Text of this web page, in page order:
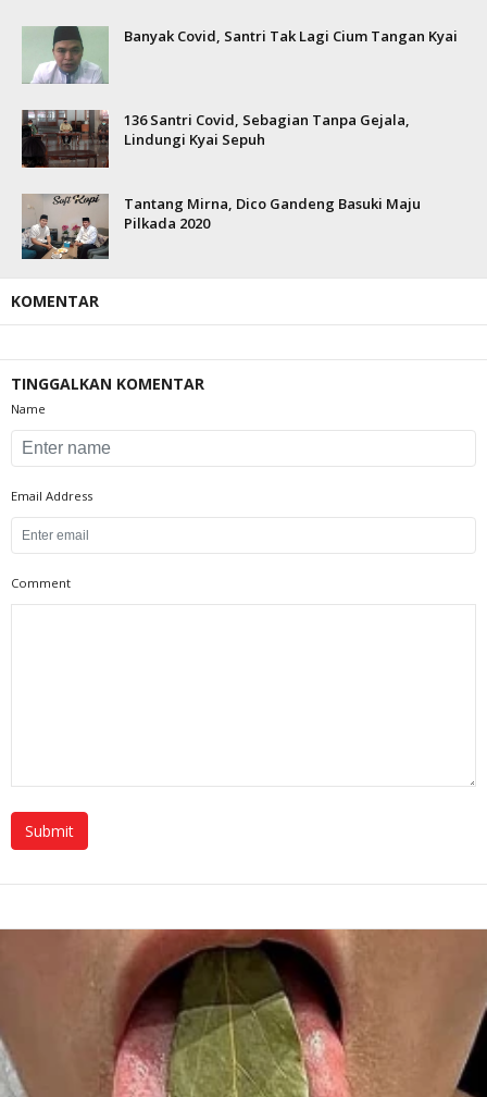
Banyak Covid, Santri Tak Lagi Cium Tangan Kyai
136 Santri Covid, Sebagian Tanpa Gejala,
Lindungi Kyai Sepuh
Tantang Mirna, Dico Gandeng Basuki Maju
Pilkada 2020
KOMENTAR
TINGGALKAN KOMENTAR
Name
Email Address
Comment